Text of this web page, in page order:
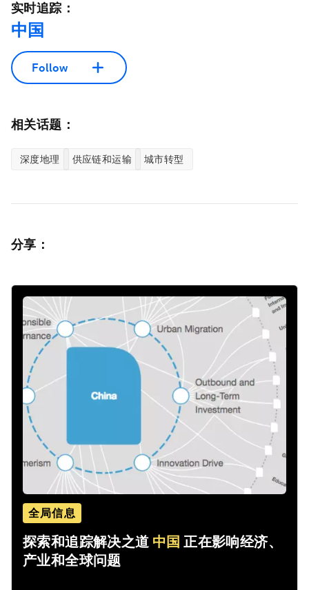
实时追踪：
中国
Follow
相关话题：
深度地理 供应链和运输 城市转型
分享：
全局信息
探索和追踪解决之道 中国 正在影响经济、
产业和全球问题